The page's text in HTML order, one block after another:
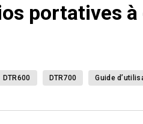
portatives
DTR600 DTR700 Guide